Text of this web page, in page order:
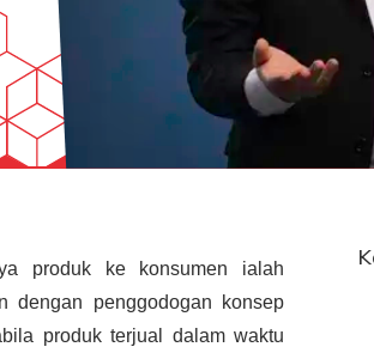
produk ke konsumen ialah
dengan penggodogan konsep
produk terjual dalam waktu